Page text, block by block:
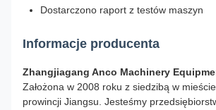
Dostarczono raport z testów maszyn
Informacje producenta
Zhangjiagang Anco Machinery
Założona w 2008 roku z siedzibą w
prowincji Jiangsu. Jesteśmy